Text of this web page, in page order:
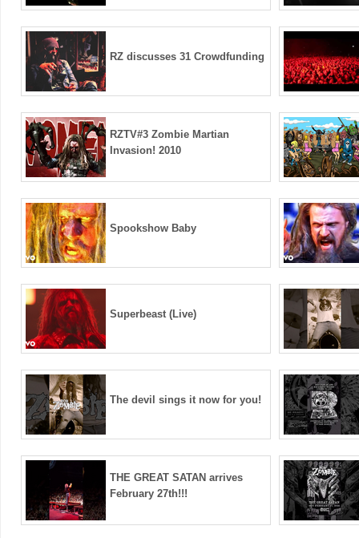
RZ discusses 31 Crowdfunding
RZTV#3 Zombie Martian
Invasion! 2010
Spookshow Baby
Superbeast (Live)
The devil sings it now for you!
THE GREAT SATAN arrives
February 27th!!!